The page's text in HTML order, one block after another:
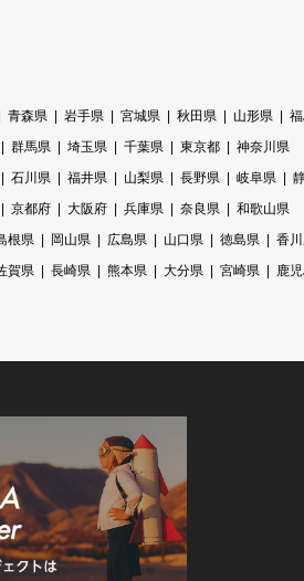
青森県 岩手県 宮城県 秋田県 山形県
群馬県 埼玉県 千葉県 東京都
神奈川県
石川県 福井県 山梨県 長野県 岐阜県
京都府 大阪府 兵庫県 奈良県
和歌山県
根県 岡山県 広島県 山口県 徳島県 香
賀県 長崎県 熊本県 大分県 宮崎県 鹿